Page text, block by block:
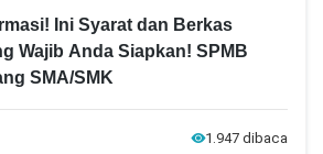
Ini Syarat dan Berkas
Wajib Anda Siapkan! SPMB
SMA/SMK
1.947 dibaca